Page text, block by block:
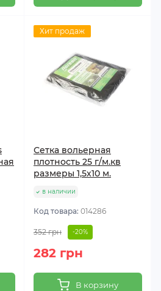
Хит продаж
Сетка вольерная
плотность 25 г/м.кв
размеры 1,5х10 м.
в наличии
Код товара: 014286
352 грн -20%
282 грн
В корзину